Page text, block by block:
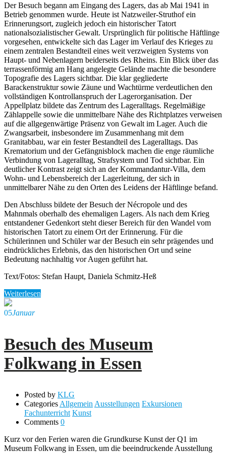
Der Besuch begann am Eingang des Lagers, das ab Mai 1941 in
Betrieb genommen wurde. Heute ist Natzweiler-Struthof ein
Erinnerungsort, zugleich jedoch ein historischer Tatort
nationalsozialistischer Gewalt. Ursprünglich für politische Häftlinge
vorgesehen, entwickelte sich das Lager im Verlauf des Krieges zu
einem zentralen Bestandteil eines weit verzweigten Systems von
Haupt- und Nebenlagern beiderseits des Rheins. Ein Blick über das
terrassenförmig am Hang angelegte Gelände machte die besondere
Topografie des Lagers sichtbar. Die klar gegliederte
Barackenstruktur sowie Zäune und Wachtürme verdeutlichen den
vollständigen Kontrollanspruch der Lagerorganisation. Der
Appellplatz bildete das Zentrum des Lageralltags. Regelmäßige
Zählappelle sowie die unmittelbare Nähe des Richtplatzes verweisen
auf die allgegenwärtige Präsenz von Gewalt im Lager. Auch die
Zwangsarbeit, insbesondere im Zusammenhang mit dem
Granitabbau, war ein fester Bestandteil des Lageralltags. Das
Krematorium und der Gefängnisblock machen die enge räumliche
Verbindung von Lageralltag, Strafsystem und Tod sichtbar. Ein
deutlicher Kontrast zeigt sich an der Kommandantur-Villa, dem
Wohn- und Lebensbereich der Lagerleitung, der sich in
unmittelbarer Nähe zu den Orten des Leidens der Häftlinge befand.
Den Abschluss bildete der Besuch der Nécropole und des
Mahnmals oberhalb des ehemaligen Lagers. Als nach dem Krieg
entstandener Gedenkort steht dieser Bereich für den Wandel vom
historischen Tatort zu einem Ort der Erinnerung. Für die
Schülerinnen und Schüler war der Besuch ein sehr prägendes und
eindrückliches Erlebnis, das den historischen Ort und seine
Bedeutung nachhaltig vor Augen geführt hat.
Text/Fotos: Stefan Haupt, Daniela Schmitz-Heß
Weiterlesen
05Januar
Besuch des Museum
Folkwang in Essen
Posted by KLG
Categories Allgemein Ausstellungen Exkursionen
Fachunterricht Kunst
Comments 0
Kurz vor den Ferien waren die Grundkurse Kunst der Q1 im
Museum Folkwang in Essen, um die beeindruckende Ausstellung